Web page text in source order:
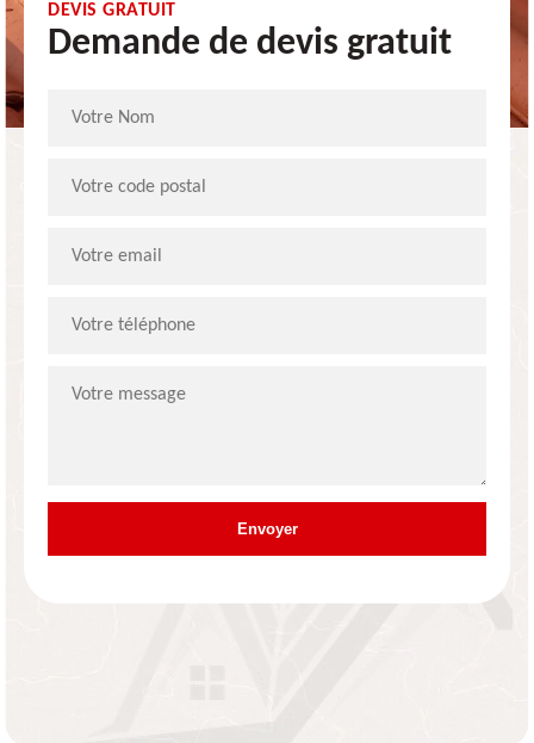
DEVIS GRATUIT
Demande de devis gratuit